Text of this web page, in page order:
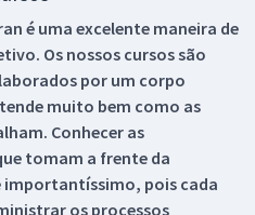
é uma excelente maneira de
Os nossos cursos são
por um corpo
muito bem como as
Conhecer as
tomam a frente da
importantíssimo, pois cada
os processos